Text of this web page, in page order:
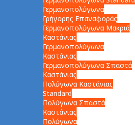
Γερμανοπολύγωνα
Γρήγορης Επαναφοράς
Γερμανοπολύγωνα Μακριά
Καστάνιας
Γερμανοπολύγωνα
Καστάνιας
Γερμανοπολύγωνα Σπαστά
Καστάνιας
Πολύγωνα Καστάνιας
Standard
Πολύγωνα Σπαστά
Καστάνιας
Πολύγωνα